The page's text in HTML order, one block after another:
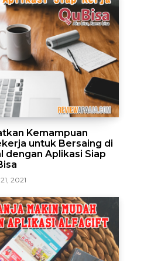
Kemampuan
untuk Bersaing di
dengan Aplikasi Siap
2021